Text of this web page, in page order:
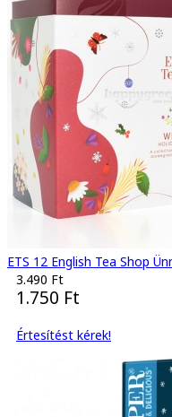
ETS 12 English Tea Shop
3.490 Ft
1.750 Ft
Értesítést kérek!